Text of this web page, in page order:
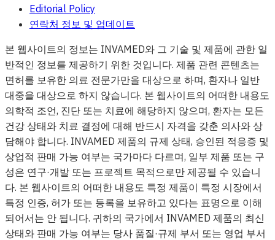
Editorial Policy
연락처 정보 및 업데이트
본 웹사이트의 정보는 INVAMED와 그 기술 및 제품에 관한 일
반적인 정보를 제공하기 위한 것입니다. 제품 관련 콘텐츠는
면허를 보유한 의료 전문가만을 대상으로 하며, 환자나 일반
대중을 대상으로 하지 않습니다. 본 웹사이트의 어떠한 내용도
의학적 조언, 진단 또는 치료에 해당하지 않으며, 환자는 모든
건강 상태와 치료 결정에 대해 반드시 자격을 갖춘 의사와 상
담해야 합니다. INVAMED 제품의 규제 상태, 승인된 적응증 및
상업적 판매 가능 여부는 국가마다 다르며, 일부 제품 또는 구
성은 연구·개발 또는 프로젝트 목적으로만 제공될 수 있습니
다. 본 웹사이트의 어떠한 내용도 특정 제품이 특정 시장에서
특정 인증, 허가 또는 등록을 보유하고 있다는 표명으로 이해
되어서는 안 됩니다. 귀하의 국가에서 INVAMED 제품의 최신
상태와 판매 가능 여부는 당사 품질·규제 부서 또는 영업 부서